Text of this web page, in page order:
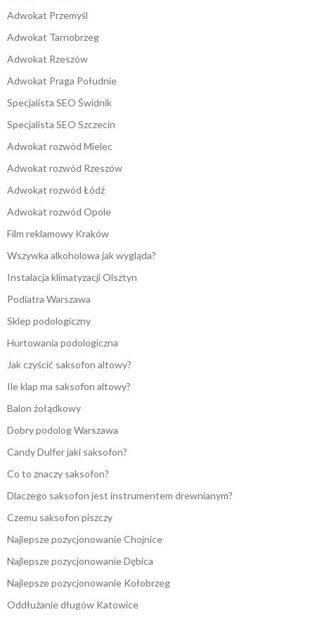
Adwokat Przemyśl
Adwokat Tarnobrzeg
Adwokat Rzeszów
Adwokat Praga Południe
Specjalista SEO Świdnik
Specjalista SEO Szczecin
Adwokat rozwód Mielec
Adwokat rozwód Rzeszów
Adwokat rozwód Łódź
Adwokat rozwód Opole
Film reklamowy Kraków
Wszywka alkoholowa jak wygląda?
Instalacja klimatyzacji Olsztyn
Podiatra Warszawa
Sklep podologiczny
Hurtowania podologiczna
Jak czyścić saksofon altowy?
Ile klap ma saksofon altowy?
Balon żołądkowy
Dobry podolog Warszawa
Candy Dulfer jaki saksofon?
Co to znaczy saksofon?
Dlaczego saksofon jest instrumentem drewnianym?
Czemu saksofon piszczy
Najlepsze pozycjonowanie Chojnice
Najlepsze pozycjonowanie Dębica
Najlepsze pozycjonowanie Kołobrzeg
Oddłużanie długów Katowice